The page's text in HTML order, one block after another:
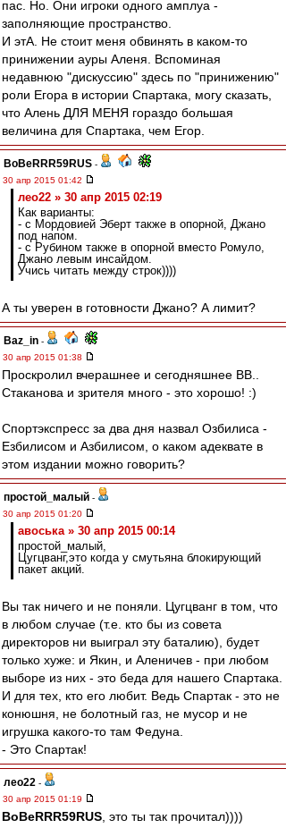
пас. Но. Они игроки одного амплуа -
заполняющие пространство.
И этА. Не стоит меня обвинять в каком-то
принижении ауры Аленя. Вспоминая
недавнюю "дискуссию" здесь по "принижению"
роли Егора в истории Спартака, могу сказать,
что Алень ДЛЯ МЕНЯ гораздо большая
величина для Спартака, чем Егор.
BoBeRRR59RUS -
30 апр 2015 01:42
лео22 » 30 апр 2015 02:19
Как варианты:
- с Мордовией Эберт также в опорной, Джано
под напом.
- с Рубином также в опорной вместо Ромуло,
Джано левым инсайдом.
Учись читать между строк))))
А ты уверен в готовности Джано? А лимит?
Baz_in -
30 апр 2015 01:38
Проскролил вчерашнее и сегодняшнее ВВ..
Стаканова и зрителя много - это хорошо! :)
Спортэкспресс за два дня назвал Озбилиса -
Езбилисом и Азбилисом, о каком адеквате в
этом издании можно говорить?
простой_малый -
30 апр 2015 01:20
авоська » 30 апр 2015 00:14
простой_малый,
Цугцванг,это когда у смутьяна блокирующий
пакет акций.
Вы так ничего и не поняли. Цугцванг в том, что
в любом случае (т.е. кто бы из совета
директоров ни выиграл эту баталию), будет
только хуже: и Якин, и Аленичев - при любом
выборе из них - это беда для нашего Спартака.
И для тех, кто его любит. Ведь Спартак - это не
конюшня, не болотный газ, не мусор и не
игрушка какого-то там Федуна.
- Это Спартак!
лео22 -
30 апр 2015 01:19
BoBeRRR59RUS , это ты так прочитал))))